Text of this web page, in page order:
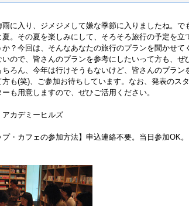
雨に入り、ジメジメして嫌な季節に入りましたね。で
夏。その夏を楽しみにして、そろそろ旅行の予定を立
か？今回は、そんなあなたの旅行のプランを聞かせて
いので、皆さんのプランを参考にしたいって方も、ぜ
ちろん、今年は行けそうもないけど、皆さんのプラン
も(笑)、ご参加お待ちしています。なお、発表のス
も用意しますので、ぜひご活用ください。
アカデミーヒルズ
プ・カフェの参加方法】申込連絡不要。当日参加OK。